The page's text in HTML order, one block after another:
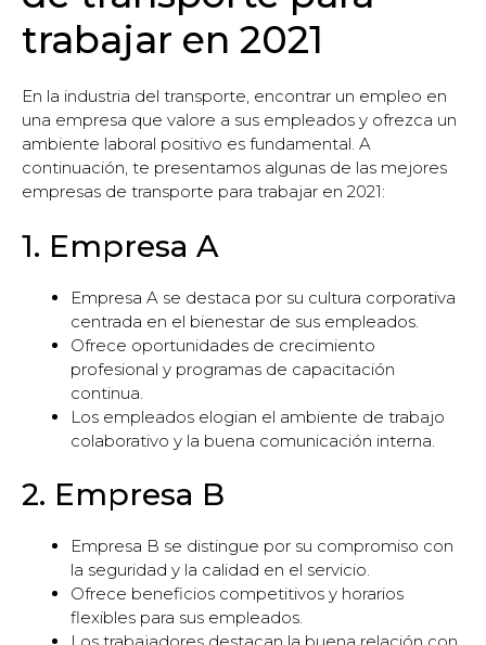
trabajar en 2021
En la industria del transporte, encontrar un empleo en
una empresa que valore a sus empleados y ofrezca un
ambiente laboral positivo es fundamental. A
continuación, te presentamos algunas de las mejores
empresas de transporte para trabajar en 2021:
1. Empresa A
Empresa A se destaca por su cultura corporativa
centrada en el bienestar de sus empleados.
Ofrece oportunidades de crecimiento
profesional y programas de capacitación
continua.
Los empleados elogian el ambiente de trabajo
colaborativo y la buena comunicación interna.
2. Empresa B
Empresa B se distingue por su compromiso con
la seguridad y la calidad en el servicio.
Ofrece beneficios competitivos y horarios
flexibles para sus empleados.